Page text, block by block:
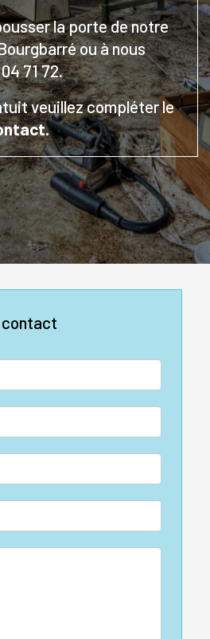
la porte de notre
ou à nous
71 72.
veuillez compléter le
contact